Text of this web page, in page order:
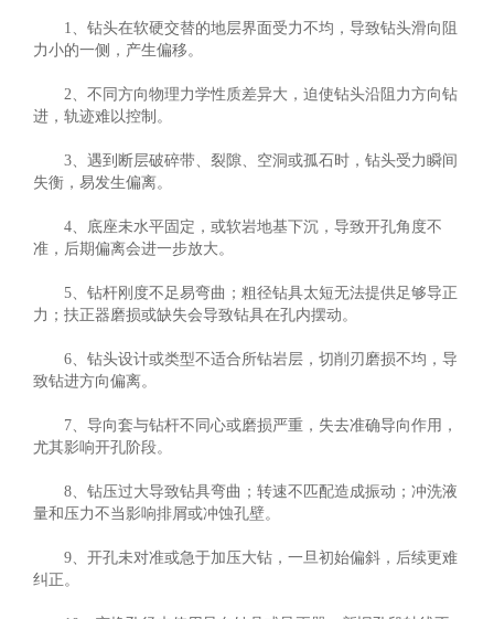
1、钻头在软硬交替的地层界面受力不均，导致钻头滑向阻
力小的一侧，产生偏移。
2、不同方向物理力学性质差异大，迫使钻头沿阻力方向钻
进，轨迹难以控制。
3、遇到断层破碎带、裂隙、空洞或孤石时，钻头受力瞬间
失衡，易发生偏离。
4、底座未水平固定，或软岩地基下沉，导致开孔角度不
准，后期偏离会进一步放大。
5、钻杆刚度不足易弯曲；粗径钻具太短无法提供足够导正
力；扶正器磨损或缺失会导致钻具在孔内摆动。
6、钻头设计或类型不适合所钻岩层，切削刃磨损不均，导
致钻进方向偏离。
7、导向套与钻杆不同心或磨损严重，失去准确导向作用，
尤其影响开孔阶段。
8、钻压过大导致钻具弯曲；转速不匹配造成振动；冲洗液
量和压力不当影响排屑或冲蚀孔壁。
9、开孔未对准或急于加压大钻，一旦初始偏斜，后续更难
纠正。